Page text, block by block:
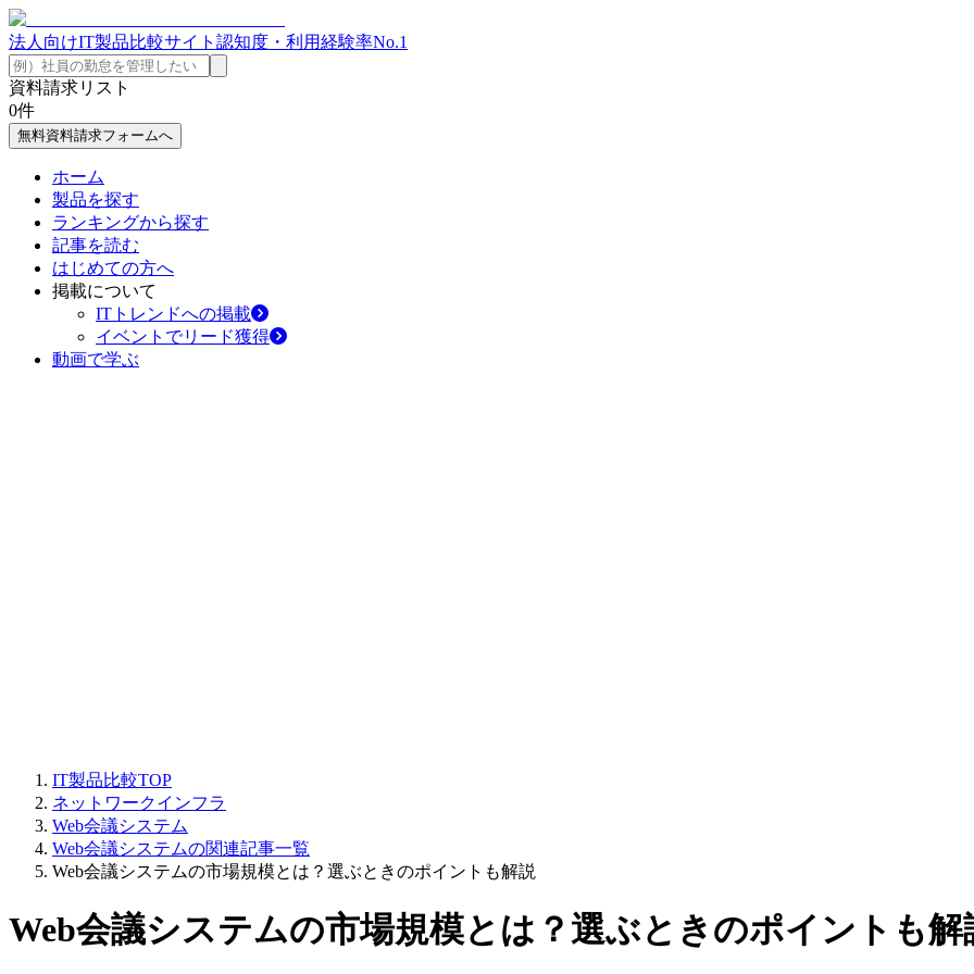
法人向けIT製品比較サイト 認知度・利用経験率No.1
資料請求リスト
0件
無料資料請求フォームへ
ホーム
製品を探す
ランキングから探す
記事を読む
はじめての方へ
掲載について
ITトレンドへの掲載
イベントでリード獲得
動画で学ぶ
IT製品比較TOP
ネットワークインフラ
Web会議システム
Web会議システムの関連記事一覧
Web会議システムの市場規模とは？選ぶときのポイントも解説
Web会議システムの市場規模とは？選ぶときのポイントも解